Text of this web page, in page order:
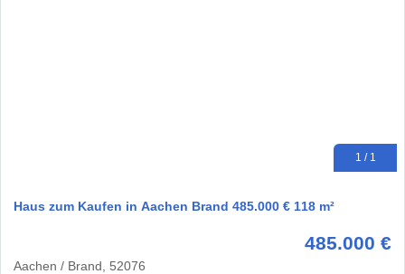
1 / 1
Haus zum Kaufen in Aachen Brand 485.000 € 118 m²
485.000 €
Aachen / Brand, 52076